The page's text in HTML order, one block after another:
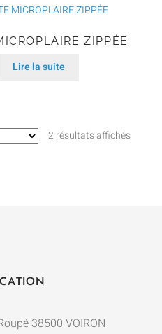
ZIPPÉE
Lire la suite
2 résultats affichés
38500 VOIRON